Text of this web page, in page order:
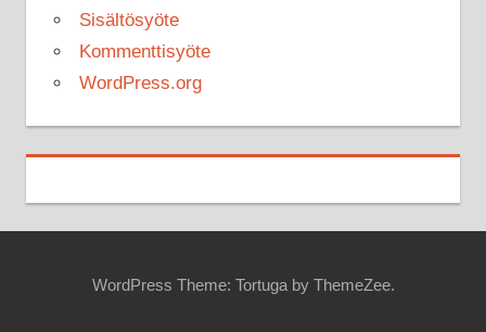
Sisältösyöte
Kommenttisyöte
WordPress.org
WordPress Theme: Tortuga by ThemeZee.